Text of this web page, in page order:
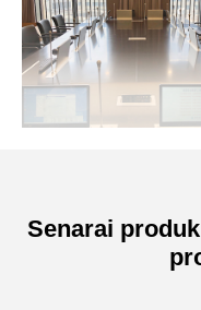
Senarai